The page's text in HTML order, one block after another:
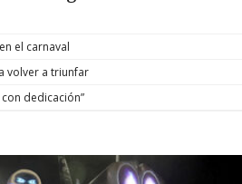
el carnaval
volver a triunfar
dedicación”